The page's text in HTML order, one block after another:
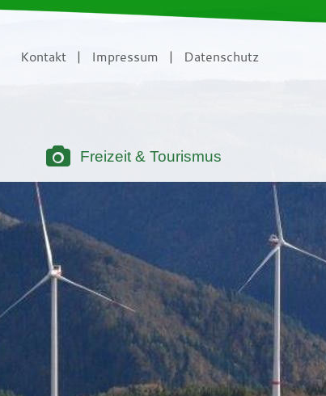
Kontakt | Impressum | Datenschutz
Freizeit & Tourismus